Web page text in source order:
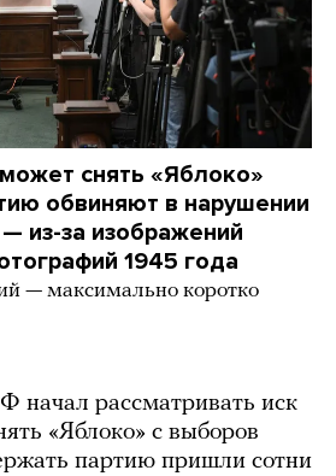
снять «Яблоко»
обвиняют в нарушении
из-за изображений
1945 года
— максимально коротко
начал рассматривать иск
«Яблоко» с выборов
партию пришли сотни